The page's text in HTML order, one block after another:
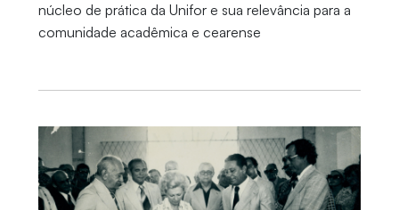
núcleo de prática da Unifor e sua relevância para a
comunidade acadêmica e cearense